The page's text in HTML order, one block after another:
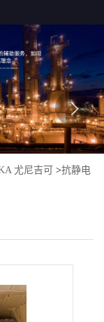
尤尼吉可 >抗静电